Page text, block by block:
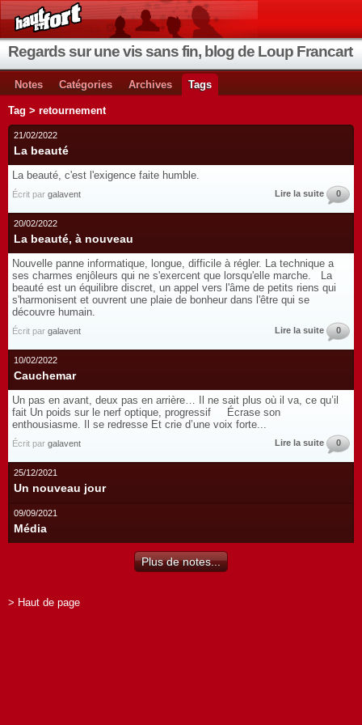
Regards sur une vis sans fin, blog de Loup Francart
Notes Catégories Archives Tags
Tag > retournement
21/02/2022
La beauté
La beauté, c'est l'exigence faite humble.
Écrit par galavent Lire la suite 0
20/02/2022
La beauté, à nouveau
Nouvelle panne informatique, longue, difficile à régler. La technique a
ses charmes enjôleurs qui ne s'exercent que lorsqu'elle marche. La
beauté est un équilibre discret, un appel vers l'âme de petits riens qui
s'harmonisent et ouvrent une plaie de bonheur dans l'être qui se
découvre humain.
Écrit par galavent Lire la suite 0
10/02/2022
Cauchemar
Un pas en avant, deux pas en arrière… Il ne sait plus où il va, ce qu’il
fait Un poids sur le nerf optique, progressif Écrase son
enthousiasme. Il se redresse Et crie d’une voix forte...
Écrit par galavent Lire la suite 0
25/12/2021
Un nouveau jour
09/09/2021
Média
Plus de notes...
> Haut de page